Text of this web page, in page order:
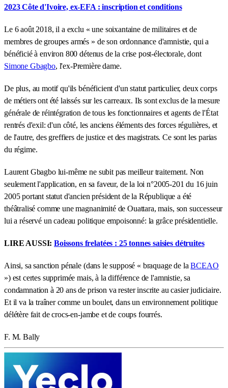
2023 Côte d'Ivoire, ex-EFA : inscription et conditions
Le 6 août 2018, il a exclu « une soixantaine de militaires et de
membres de groupes armés » de son ordonnance d'amnistie, qui a
bénéficié à environ 800 détenus de la crise post-électorale, dont
Simone Gbagbo, l'ex-Première dame.
De plus, au motif qu'ils bénéficient d'un statut particulier, deux corps
de métiers ont été laissés sur les carreaux. Ils sont exclus de la mesure
générale de réintégration de tous les fonctionnaires et agents de l'État
rentrés d'exil: d'un côté, les anciens éléments des forces régulières, et
de l'autre, des greffiers de justice et des magistrats. Ce sont les parias
du régime.
Laurent Gbagbo lui-même ne subit pas meilleur traitement. Non
seulement l'application, en sa faveur, de la loi n°2005-201 du 16 juin
2005 portant statut d'ancien président de la République a été
théâtralisé comme une magnanimité de Ouattara, mais, son successeur
lui a réservé un cadeau politique empoisonné: la grâce présidentielle.
LIRE AUSSI:Boissons frelatées : 25 tonnes saisies détruites
Ainsi, sa sanction pénale (dans le supposé « braquage de laBCEAO
») est certes supprimée mais, à la différence de l'amnistie, sa
condamnation à 20 ans de prison va rester inscrite au casier judiciaire.
Et il va la traîner comme un boulet, dans un environnement politique
délétère fait de crocs-en-jambe et de coups fourrés.
F. M. Bally